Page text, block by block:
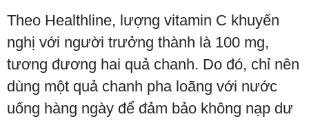
Theo Healthline, lượng vitamin C khuyến
nghị với người trưởng thành là 100 mg,
tương đương hai quả chanh. Do đó, chỉ nên
dùng một quả chanh pha loãng với nước
uống hàng ngày để đảm bảo không nạp dư